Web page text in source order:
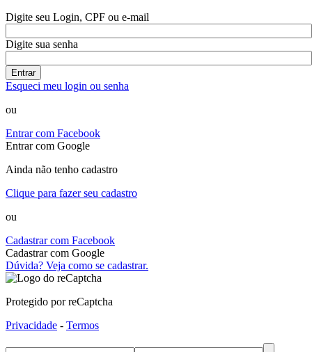
Digite seu Login, CPF ou e-mail
Digite sua senha
Entrar
Esqueci meu login ou senha
ou
Entrar com Facebook
Entrar com Google
Ainda não tenho cadastro
Clique para fazer seu cadastro
ou
Cadastrar com Facebook
Cadastrar com Google
Dúvida? Veja como se cadastrar.
Protegido por reCaptcha
Privacidade - Termos